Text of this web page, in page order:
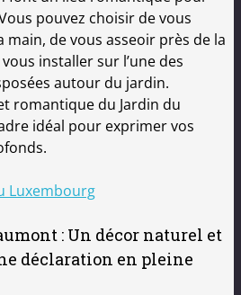
pouvez choisir de vous
de vous asseoir près de la
installer sur l’une des
autour du jardin.
romantique du Jardin du
idéal pour exprimer vos
Luxembourg
: Un décor naturel et
déclaration en pleine